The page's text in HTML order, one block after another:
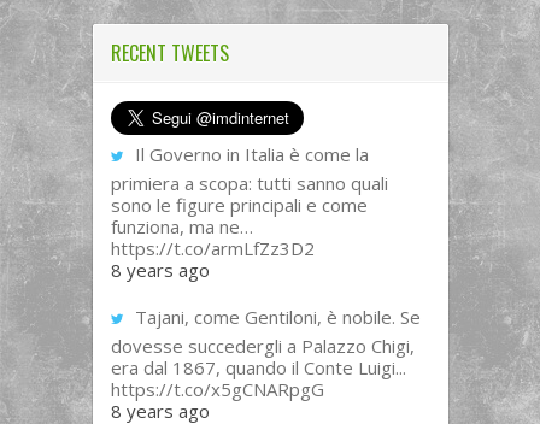
RECENT TWEETS
Il Governo in Italia è come la
primiera a scopa: tutti sanno quali
sono le figure principali e come
funziona, ma ne…
https://t.co/armLfZz3D2
8 years ago
Tajani, come Gentiloni, è nobile. Se
dovesse succedergli a Palazzo Chigi,
era dal 1867, quando il Conte Luigi...
https://t.co/x5gCNARpgG
8 years ago